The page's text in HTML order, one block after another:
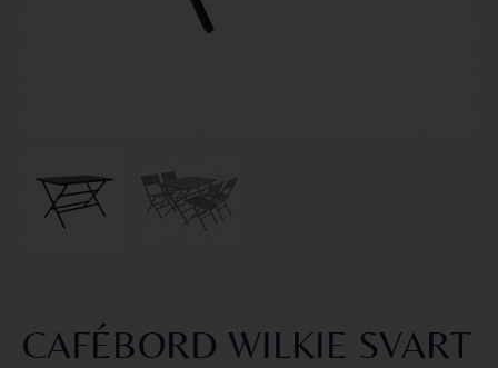
CAFÉBORD WILKIE SVART